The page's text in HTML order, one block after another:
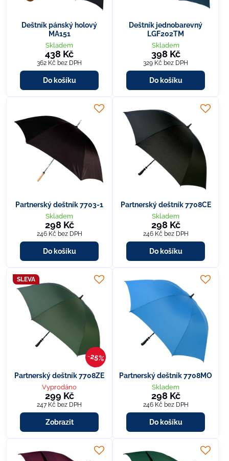
Deštník pánský holový
MA151
Skladem
438 Kč
362 Kč bez DPH
Do košíku
Deštník jednobarevný
LGF202TM
Skladem
398 Kč
329 Kč bez DPH
Do košíku
Partnerský deštník 7703-1
Skladem
298 Kč
246 Kč bez DPH
Do košíku
Partnerský deštník 7708CE
Skladem
298 Kč
246 Kč bez DPH
Do košíku
25%
SLEVA
Partnerský deštník 7708ZE
Vyprodáno
299 Kč
247 Kč bez DPH
Zobrazit
Partnerský deštník 7708MO
Skladem
298 Kč
246 Kč bez DPH
Do košíku